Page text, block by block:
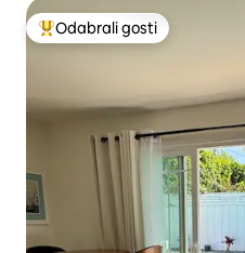
Među najviše rangiranima s
Odabrali gosti